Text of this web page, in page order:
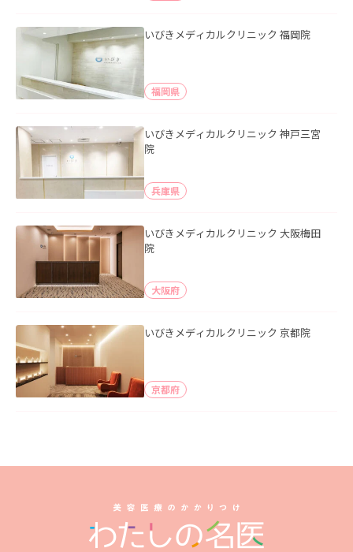
いびきメディカルクリニック 福岡院
福岡県
いびきメディカルクリニック 神戸三宮
院
兵庫県
いびきメディカルクリニック 大阪梅田
院
大阪府
いびきメディカルクリニック 京都院
京都府